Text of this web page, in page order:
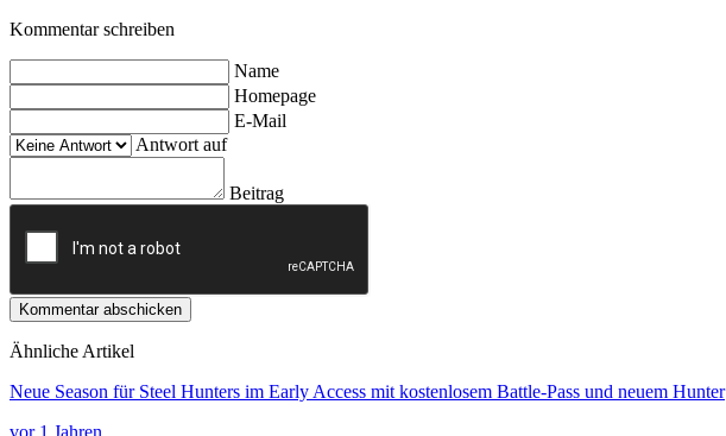
Kommentar schreiben
Name
Homepage
E-Mail
Antwort auf
Beitrag
Kommentar abschicken
Ähnliche Artikel
Neue Season für Steel Hunters im Early Access mit kostenlosem Battle-Pass und neuem Hunter
vor 1 Jahren